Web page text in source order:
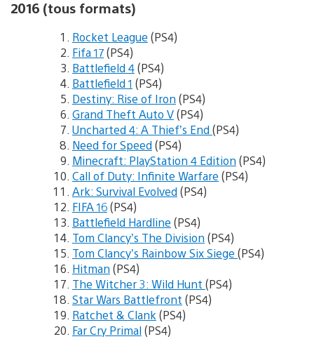
2016 (tous formats)
Rocket League (PS4)
Fifa 17(PS4)
Battlefield 4(PS4)
Battlefield 1 (PS4)
Destiny: Rise of Iron (PS4)
Grand Theft Auto V(PS4)
Uncharted 4: A Thief’s End (PS4)
Need for Speed (PS4)
Minecraft: PlayStation 4 Edition (PS4)
Call of Duty: Infinite Warfare (PS4)
Ark: Survival Evolved (PS4)
FIFA 16(PS4)
Battlefield Hardline (PS4)
Tom Clancy’s The Division (PS4)
Tom Clancy’s Rainbow Six Siege (PS4)
Hitman (PS4)
The Witcher 3: Wild Hunt (PS4)
Star Wars Battlefront (PS4)
Ratchet & Clank(PS4)
Far Cry Primal(PS4)